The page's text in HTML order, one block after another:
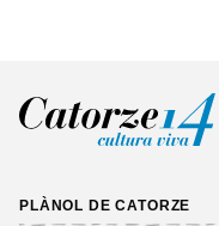
PLÀNOL DE CATORZE